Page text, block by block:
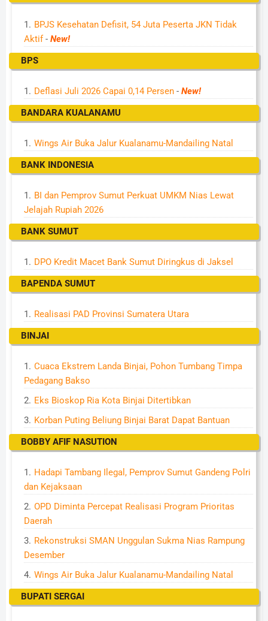
BPJS Kesehatan Defisit, 54 Juta Peserta JKN Tidak
Aktif- New!
BPS
Deflasi Juli 2026 Capai 0,14 Persen - New!
BANDARA KUALANAMU
Wings Air Buka Jalur Kualanamu-Mandailing Natal
BANK INDONESIA
BI dan Pemprov Sumut Perkuat UMKM Nias Lewat
Jelajah Rupiah 2026
BANK SUMUT
DPO Kredit Macet Bank Sumut Diringkus di Jaksel
BAPENDA SUMUT
Realisasi PAD Provinsi Sumatera Utara
BINJAI
Cuaca Ekstrem Landa Binjai, Pohon Tumbang Timpa
Pedagang Bakso
Eks Bioskop Ria Kota Binjai Ditertibkan
Korban Puting Beliung Binjai Barat Dapat Bantuan
BOBBY AFIF NASUTION
Hadapi Tambang Ilegal, Pemprov Sumut Gandeng Polri
dan Kejaksaan
OPD Diminta Percepat Realisasi Program Prioritas
Daerah
Rekonstruksi SMAN Unggulan Sukma Nias Rampung
Desember
Wings Air Buka Jalur Kualanamu-Mandailing Natal
BUPATI SERGAI